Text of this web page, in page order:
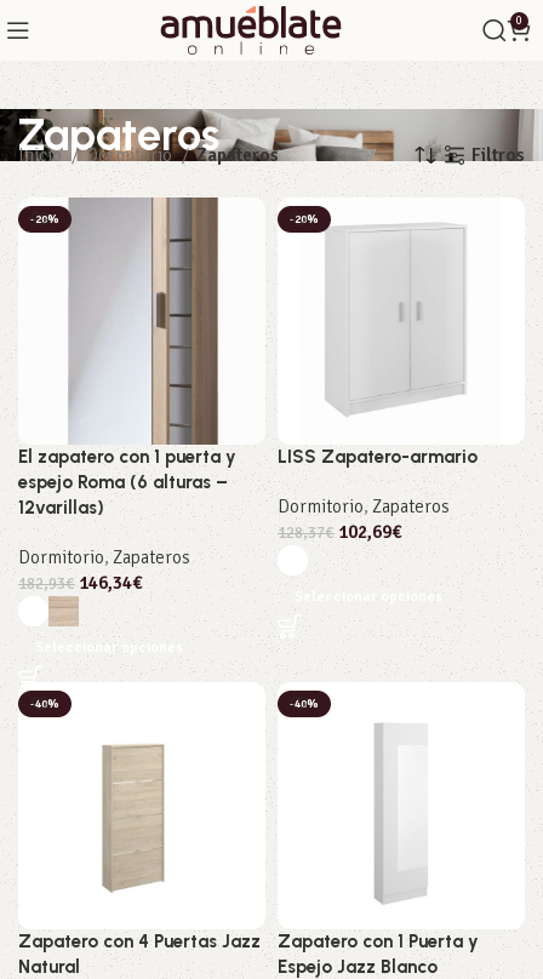
0
Zapateros
Inicio Dormitorio Zapateros Filtros
-20%
El zapatero con 1 puerta y
espejo Roma (6 alturas –
12varillas)
Dormitorio, Zapateros
182,93€ 146,34€
Seleccionar opciones
-20%
LISS Zapatero-armario
Dormitorio,Zapateros
128,37€ 102,69€
Seleccionar opciones
-40%
Zapatero con 4 Puertas Jazz
Natural
-40%
Zapatero con 1 Puerta y
Espejo Jazz Blanco